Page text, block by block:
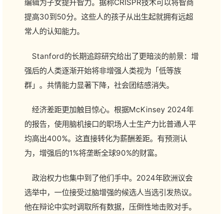
编辑为子女提升智力。据称CRISPR技术可以将智商
提高30到50分。这些人的孩子从出生起就拥有远超
常人的认知能力。
Stanford的长期追踪研究给出了更暗淡的前景：增
强后的人类逐渐开始将非增强人类视为「低等族
群」。共情能力显著下降，社会团结感消失。
经济差距更加触目惊心。根据McKinsey 2024年
的报告，使用脑机接口的职场人士生产力比普通人平
均高出400%。这直接转化为薪酬差距。有预测认
为，增强后的1%将垄断全球90%的财富。
政治权力也集中到了他们手中。2024年欧洲议会
选举中，一位接受过脑增强的候选人当选引发热议。
他在辩论中实时调取所有数据，压倒性地击败对手。